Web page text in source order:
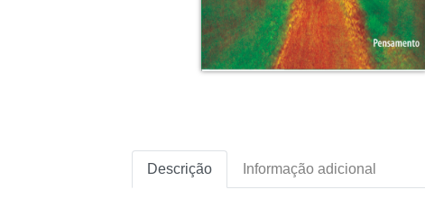
Descrição Informação adicional